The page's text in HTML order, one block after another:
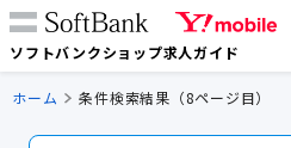
ソフトバンクショップ求人ガイド
ホーム 条件検索結果（8ページ目）